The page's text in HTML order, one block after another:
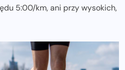
5:00/km, ani przy wysokich,